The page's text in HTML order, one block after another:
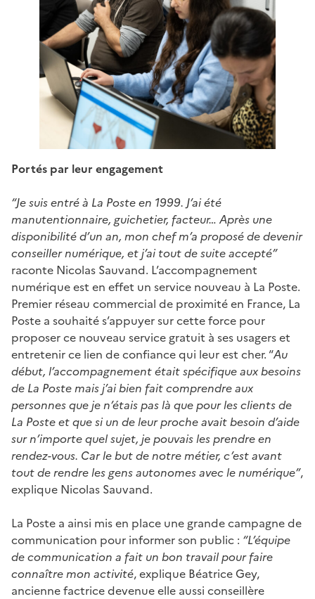
Portés par leur engagement
“Je suis entré à La Poste en 1999. J’ai été
manutentionnaire, guichetier, facteur… Après une
disponibilité d’un an, mon chef m’a proposé de devenir
conseiller numérique, et j’ai tout de suite accepté”
raconte Nicolas Sauvand. L’accompagnement
numérique est en effet un service nouveau à La Poste.
Premier réseau commercial de proximité en France, La
Poste a souhaité s’appuyer sur cette force pour
proposer ce nouveau service gratuit à ses usagers et
entretenir ce lien de confiance qui leur est cher. “Au
début, l’accompagnement était spécifique aux besoins
de La Poste mais j’ai bien fait comprendre aux
personnes que je n’étais pas là que pour les clients de
La Poste et que si un de leur proche avait besoin d’aide
sur n’importe quel sujet, je pouvais les prendre en
rendez-vous. Car le but de notre métier, c’est avant
tout de rendre les gens autonomes avec le numérique”,
explique Nicolas Sauvand.
La Poste a ainsi mis en place une grande campagne de
communication pour informer son public : “L’équipe
de communication a fait un bon travail pour faire
connaître mon activité, explique Béatrice Gey,
ancienne factrice devenue elle aussi conseillère